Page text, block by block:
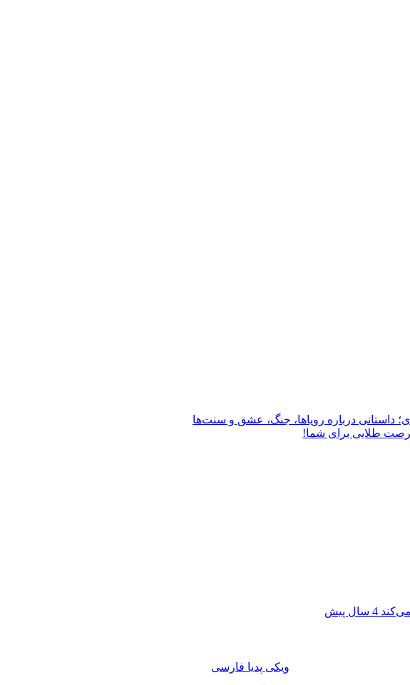
داستانی درباره رویاها، جنگ، عشق و سنت‌ها
فرصت طلایی برای شما!
4 سال پیش
ویکی پدیا فارسی